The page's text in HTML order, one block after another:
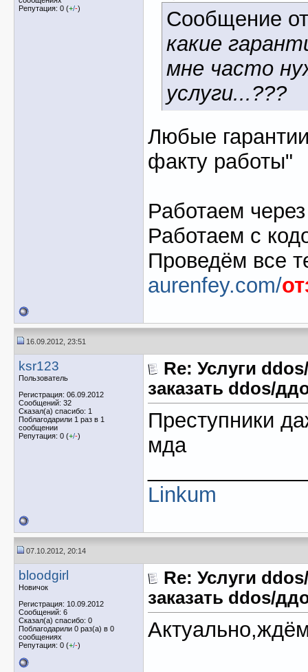
Репутация: 0 (+/-)
Сообщение
какие
мне часто
услуги...???
Любые
факту работы"
Работаем через
Работаем с
Проведём все
aurenfey.com/
16.09.2012, 23:51
ksr123
Пользователь
Регистрация: 06.09.2012
Сообщений: 32
Сказал(а) спасибо: 1
Поблагодарили 1 раз в 1
сообщении
Репутация: 0 (+/-)
Re: Услуги
заказать ddos/
Преступники
мда
Linkum
07.10.2012, 20:14
bloodgirl
Новичок
Регистрация: 10.09.2012
Сообщений: 6
Сказал(а) спасибо: 0
Поблагодарили 0 раз(а) в 0
сообщениях
Репутация: 0 (+/-)
Re: Услуги
заказать ddos/